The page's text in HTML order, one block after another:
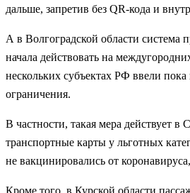
дальше, запретив без QR-кода и
А в Волгоградской области система
начала действовать на
нескольких субъектах РФ ввели пока
ограничения.
В частности, такая мера действует в
транспортные карты у льготных
не вакцинировались от